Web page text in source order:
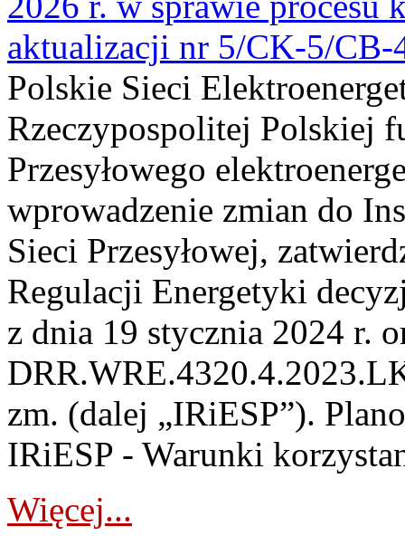
aktualizacji nr 5/CK-5/CB-
Polskie Sieci
Rzeczypospolitej Polskiej
Przesyłowego
wprowadzenie zmian do
Sieci Przesyłowej,
Regulacji Energetyki
z dnia 19 stycznia 2024 r.
zm. (dalej „IRiESP”).
IRiESP - Warunki
Więcej...